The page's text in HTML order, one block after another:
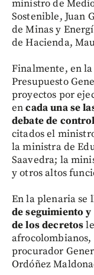
ministro de
Sostenible, Juan
de Minas y
de Hacienda,
Finalmente, en
Presupuesto
proyectos por
encada una se
debate de
citados el
la ministra de
Saavedra; la
y otros altos
En la plenaria se
de seguimiento
de los decretos
afrocolombianos,
procurador
Ordóñez